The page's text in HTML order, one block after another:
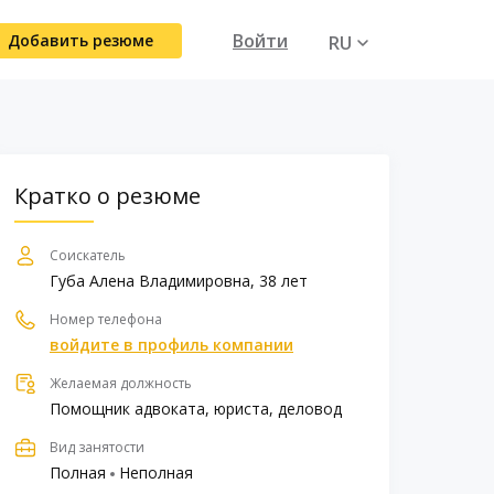
Добавить резюме Войти
RU
Кратко о резюме
Соискатель
Губа Алена Владимировна, 38 лет
Номер телефона
войдите в профиль компании
Желаемая должность
Помощник адвоката, юриста, деловод
Вид занятости
Полная Неполная